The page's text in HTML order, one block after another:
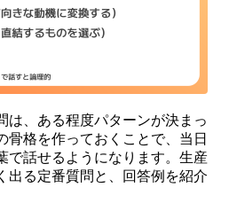
は、ある程度パターンが決まっ
骨格を作っておくことで、当日
で話せるようになります。生産
出る定番質問と、回答例を紹介